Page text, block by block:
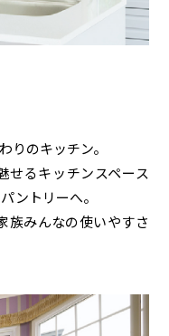
りのキッチン。
せるキッチンスペース
ントリーへ。
族みんなの使いやすさ